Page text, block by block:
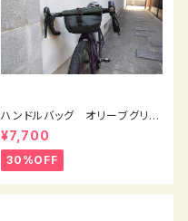
ハンドルバッグ オリーブグリー
ン×チャコールグレー
¥7,700
30%OFF